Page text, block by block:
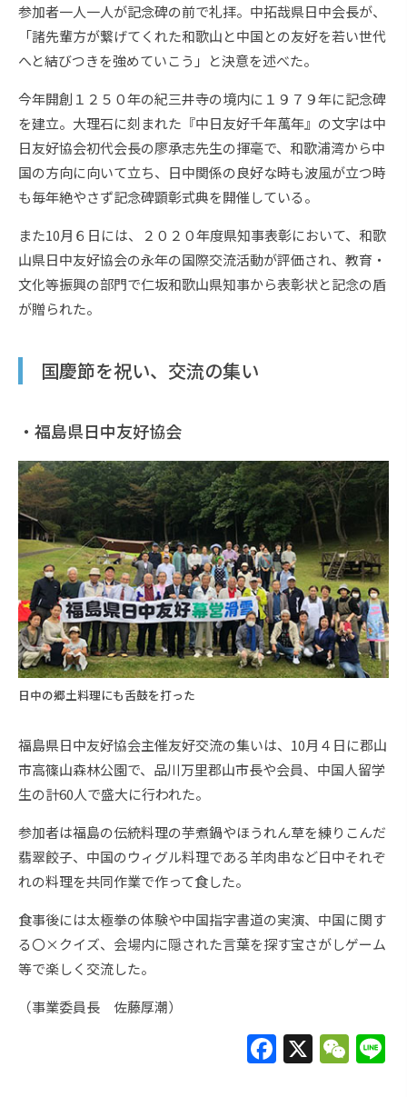
参加者一人一人が記念碑の前で礼拝。中拓哉県日中会長が、
「諸先輩方が繋げてくれた和歌山と中国との友好を若い世代
へと結びつきを強めていこう」と決意を述べた。
今年開創１２５０年の紀三井寺の境内に１９７９年に記念碑
を建立。大理石に刻まれた『中日友好千年萬年』の文字は中
日友好協会初代会長の廖承志先生の揮毫で、和歌浦湾から中
国の方向に向いて立ち、日中関係の良好な時も波風が立つ時
も毎年絶やさず記念碑顕彰式典を開催している。
また10月６日には、２０２０年度県知事表彰において、和歌
山県日中友好協会の永年の国際交流活動が評価され、教育・
文化等振興の部門で仁坂和歌山県知事から表彰状と記念の盾
が贈られた。
国慶節を祝い、交流の集い
・福島県日中友好協会
日中の郷土料理にも舌鼓を打った
福島県日中友好協会主催友好交流の集いは、10月４日に郡山
市高篠山森林公園で、品川万里郡山市長や会員、中国人留学
生の計60人で盛大に行われた。
参加者は福島の伝統料理の芋煮鍋やほうれん草を練りこんだ
翡翠餃子、中国のウィグル料理である羊肉串など日中それぞ
れの料理を共同作業で作って食した。
食事後には太極拳の体験や中国指字書道の実演、中国に関す
る〇×クイズ、会場内に隠された言葉を探す宝さがしゲーム
等で楽しく交流した。
（事業委員長 佐藤厚潮）
F X W